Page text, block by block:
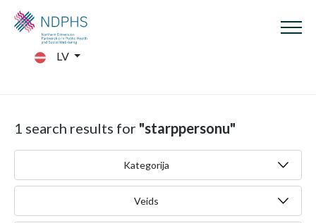
LV
1 search results for "starppersonu"
Kategorija
Veids